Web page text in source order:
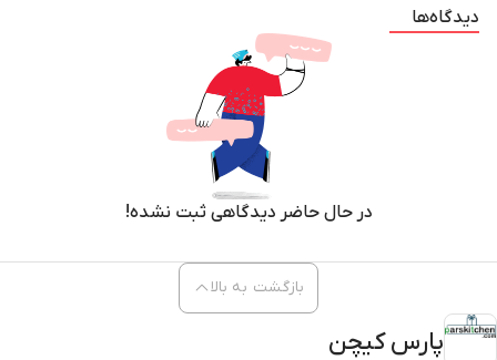
دیدگاه‌ها
در حال حاضر دیدگاهی ثبت نشده!
پارس کیچن
بازگشت به بالا